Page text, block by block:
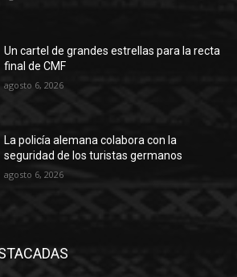
Un cartel de grandes estrellas para la recta
final de CMF
agosto 6, 2026
La policía alemana colabora con la
seguridad de los turistas germanos
agosto 6, 2026